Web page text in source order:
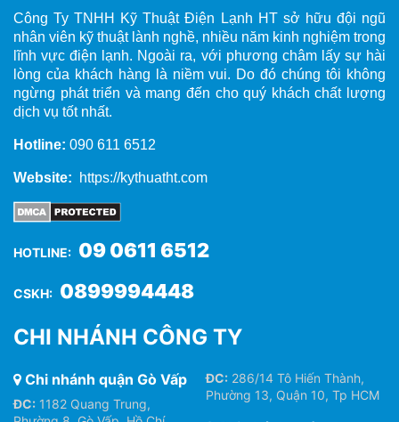
Công Ty TNHH Kỹ Thuật Điện Lạnh HT sở hữu đội ngũ
nhân viên kỹ thuật lành nghề, nhiều năm kinh nghiệm trong
lĩnh vực điện lạnh. Ngoài ra, với phương châm lấy sự hài
lòng của khách hàng là niềm vui. Do đó chúng tôi không
ngừng phát triển và mang đến cho quý khách chất lượng
dịch vụ tốt nhất.
Hotline: 090 611 6512
Website: https://kythuatht.com
HOTLINE: 09 0611 6512
CSKH: 0899994448
CHI NHÁNH CÔNG TY
Chi nhánh quận Gò Vấp
ĐC: 1182 Quang Trung,
ĐC: 286/14 Tô Hiến Thành,
Phường 13, Quận 10, Tp HCM